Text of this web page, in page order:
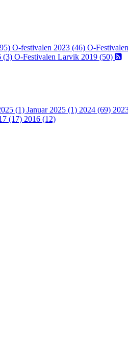
O-festivalen 2023 (46) O-Festivalen
(3) O-Festivalen Larvik 2019 (50)
(1) Januar 2025 (1) 2024 (69)
(17) 2016 (12)